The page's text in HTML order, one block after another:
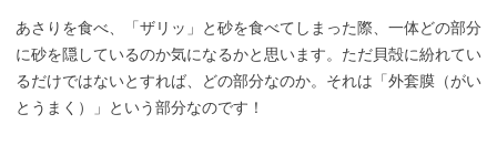
あさりを食べ、「ザリッ」と砂を食べてしまった際、一体どの部分
に砂を隠しているのか気になるかと思います。ただ貝殻に紛れてい
るだけではないとすれば、どの部分なのか。それは「外套膜（がい
とうまく）」という部分なのです！